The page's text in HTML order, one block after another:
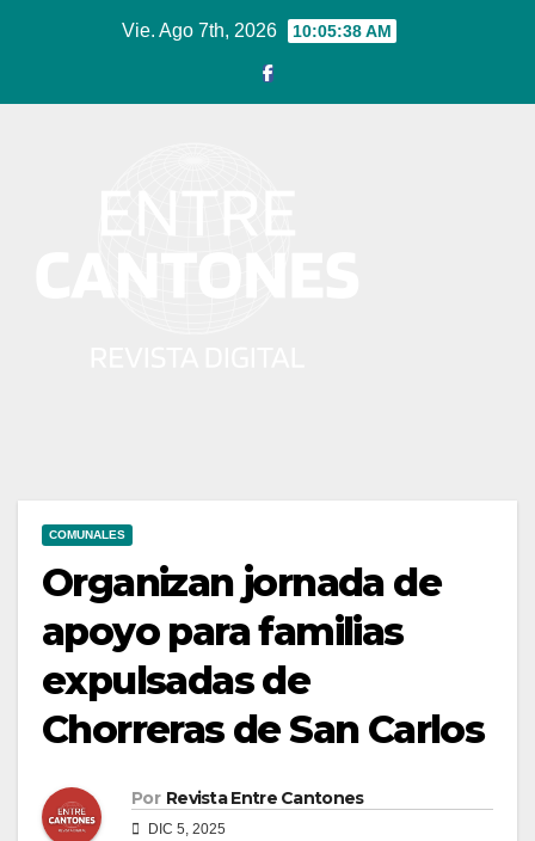
Vie. Ago 7th, 2026 10:05:39 AM
COMUNALES
Organizan jornada de
apoyo para familias
expulsadas de
Chorreras de San Carlos
Por Revista Entre Cantones
DIC 5, 2025